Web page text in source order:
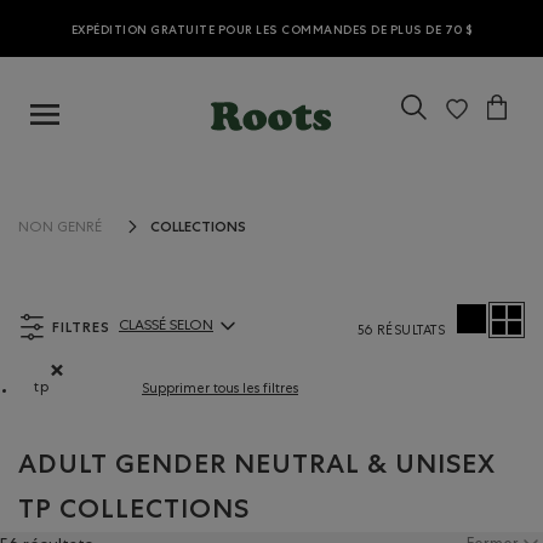
EXPÉDITION GRATUITE POUR LES COMMANDES DE PLUS DE 70 $
NON GENRÉ COLLECTIONS
FILTRES
tp
Supprimer tous les filtres
ClassÃ© selon Articles:
CLASSÉ SELON 56 RÉSULTATS
ADULT GENDER NEUTRAL & UNISEX
TP COLLECTIONS